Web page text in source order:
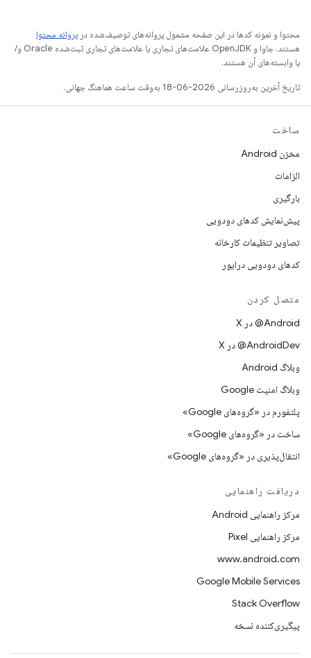
محتوا و نمونه کدها در این صفحه مشمول پروانه‌های توصیف‌شده در پروانه محتوا
هستند. جاوا و OpenJDK علامت‌های تجاری یا علامت‌های تجاری ثبت‌شده Oracle و/
یا وابسته‌های آن هستند.
تاریخ آخرین به‌روزرسانی 2026-06-18 به‌وقت ساعت هماهنگ جهانی.
ساخت
مخزن Android
الزامات
بارگیری
پیش‌نمایش کدهای دودویی
تصاویر تنظیمات کارخانه
کدهای دودویی درایور
متصل کردن
‫‎@Android در X
‫‎@AndroidDev در X
وبلاگ Android
وبلاگ امنیت Google
پلتفورم در «گروه‌های Google»
ساخت در «گروه‌های Google»
انتقال‌پذیری در «گروه‌های Google»
دریافت راهنمایی
مرکز راهنمایی Android
مرکز راهنمایی Pixel
www.android.com
Google Mobile Services
Stack Overflow
پیگیری‌کننده نسخه